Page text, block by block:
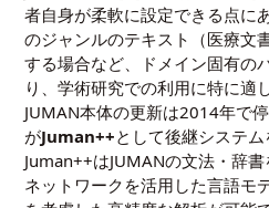
者自身が柔軟に設定できる点に
のジャンルのテキスト（医療文
する場合など、ドメイン固有の
り、学術研究での利用に特に適
JUMAN本体の更新は2014年で
がJuman++として後継システム
Juman++はJUMANの文法・辞
ネットワークを活用した言語モ